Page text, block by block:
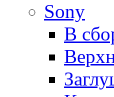
Sony
В